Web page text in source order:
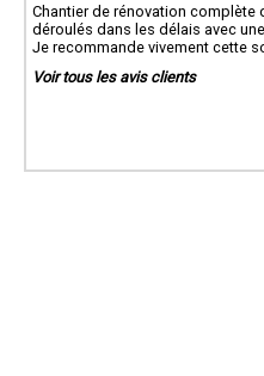
Chantier de rénovation complète
déroulés dans les délais avec
Je recommande vivement cette
Voir tous les avis clients